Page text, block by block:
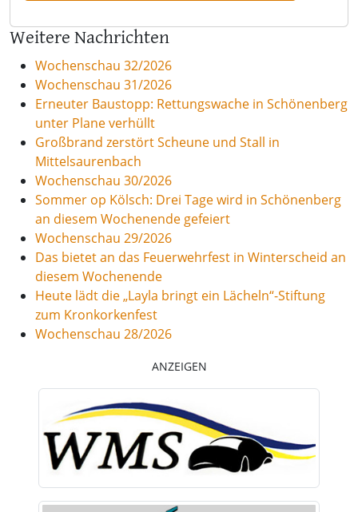
Weitere Nachrichten
Wochenschau 32/2026
Wochenschau 31/2026
Erneuter Baustopp: Rettungswache in Schönenberg
unter Plane verhüllt
Großbrand zerstört Scheune und Stall in
Mittelsaurenbach
Wochenschau 30/2026
Sommer op Kölsch: Drei Tage wird in Schönenberg
an diesem Wochenende gefeiert
Wochenschau 29/2026
Das bietet an das Feuerwehrfest in Winterscheid an
diesem Wochenende
Heute lädt die „Layla bringt ein Lächeln“-Stiftung
zum Kronkorkenfest
Wochenschau 28/2026
ANZEIGEN